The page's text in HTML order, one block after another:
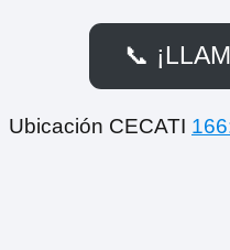
📞
Ubicación CECATI